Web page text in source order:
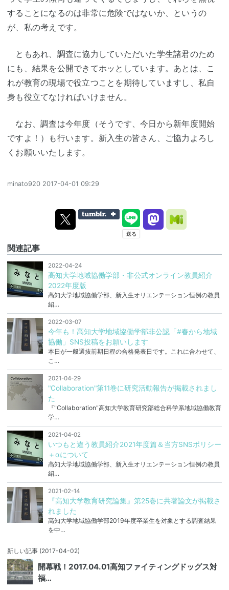
することになるのは非常に危険ではないか、というの
が、私の考えです。
ともあれ、調査に協力していただいた学生諸君のため
にも、結果を公開できてホッとしています。あとは、こ
れが教育の現場で役立つことを期待していますし、私自
身も役立てなければいけません。
なお、調査は今年度（そうです、今日から新年度開始
ですよ！）も行います。新入生の皆さん、ご協力よろし
くお願いいたします。
minato920 2017-04-01 09:29
関連記事
2022-04-24
高知大学地域協働学部・非公式オンライン教員紹介
2022年度版
高知大学地域協働学部、新入生オリエンテーション恒例の教員
紹…
2022-03-07
今年も！高知大学地域協働学部非公認「#春から地域
協働」SNS投稿をお願いします
本日が一般選抜前期日程の合格発表日です。これに合わせて、
こ…
2021-04-29
"Collaboration"第11巻に研究活動報告が掲載されまし
た
『"Collaboration"高知大学教育研究部総合科学系地域協働教育
学…
2021-04-02
いつもと違う教員紹介2021年度篇＆当方SNSポリシー
＋αについて
高知大学地域協働学部、新入生オリエンテーション恒例の教員
紹…
2021-02-14
『高知大学教育研究論集』第25巻に共著論文が掲載さ
れました
高知大学地域協働学部2019年度卒業生を対象とする調査結果
を中…
新しい記事 (2017-04-02)
開幕戦！2017.04.01高知ファイティングドッグス対
福…